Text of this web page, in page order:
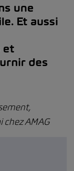
une
Et aussi
et
des
AMAG